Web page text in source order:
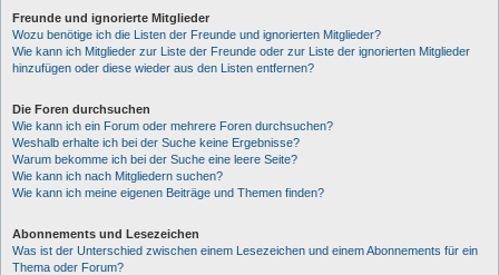
Freunde und ignorierte Mitglieder
Wozu benötige ich die Listen der Freunde und ignorierten Mitglieder?
Wie kann ich Mitglieder zur Liste der Freunde oder zur Liste der ignorierten Mitglieder
hinzufügen oder diese wieder aus den Listen entfernen?
Die Foren durchsuchen
Wie kann ich ein Forum oder mehrere Foren durchsuchen?
Weshalb erhalte ich bei der Suche keine Ergebnisse?
Warum bekomme ich bei der Suche eine leere Seite?
Wie kann ich nach Mitgliedern suchen?
Wie kann ich meine eigenen Beiträge und Themen finden?
Abonnements und Lesezeichen
Was ist der Unterschied zwischen einem Lesezeichen und einem Abonnements für ein
Thema oder Forum?